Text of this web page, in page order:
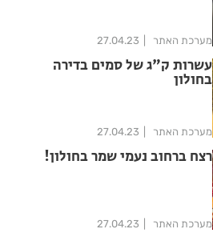
מערכת האתר 27.04.23
עשרות ק"ג של סמים בדירה
בחולון
מערכת האתר 27.04.23
רצח ברחוב נעמי שמר בחולון!
מערכת האתר 27.04.23